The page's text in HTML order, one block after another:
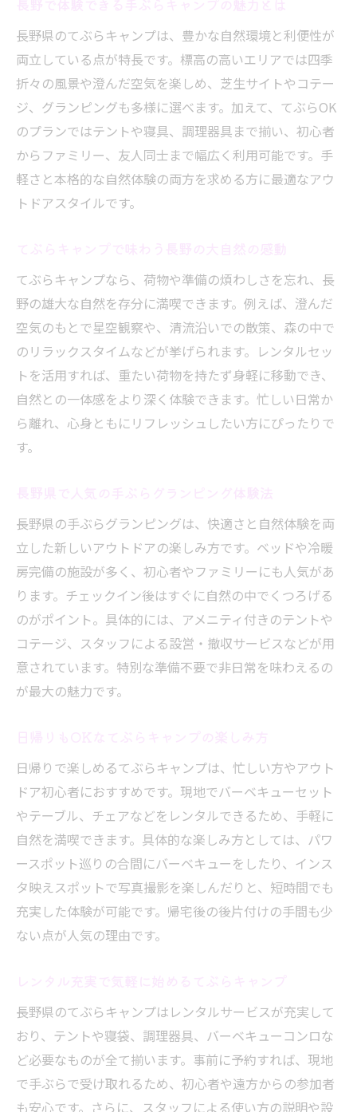
てぶらキャンプで叶えるインスタ映え体験
長野で話題のフォトジェニックなキャンプ
術
SNS映えする長野のてぶらグランピングと
は
おしゃれキャンプ空間を手ぶらで楽しむ方
法
てぶらキャンプで巡る長野の絶景スポット
日帰りも楽しい長野のてぶらバーベキュー
日帰りで気軽に楽しむてぶらバーベキュー
長野で人気の手ぶらバーベキュープラン紹
介
無料スポットを活用したデイキャンプ術
てぶらキャンプとバーベキューの組み合わ
てぶらキャンプなら長野で叶う癒しの休日
手ぶらで過ごす長野のリフレッシュ休日提
案
パワースポット巡りも楽しめるてぶら体験
癒し効果抜群の長野の手ぶらキャンプスタ
イル
自然と触れ合うことで心身をリセットする
し方
忙しい毎日から解放される長野の休日
レンタル充実の長野で気軽にてぶら体験
長野のレンタルサービスで手軽なてぶら体
験
用意不要のてぶらキャンプでラクラクアウ
トドア
初心者も安心のキャンプレンタル活用法
レンタルグッズで広がるてぶらキャンプの
魅力
長野で人気の手ぶらレンタルプランを解説
長野県で心身をリフレッシュするキャンプ旅
長野県のてぶらキャンプは、豊かな自然環境と利便性が
両立している点が特長です。標高の高いエリアでは四季
折々の風景や澄んだ空気を楽しめ、芝生サイトやコテー
ジ、グランピングも多様に選べます。加えて、てぶらOK
のプランではテントや寝具、調理器具まで揃い、初心者
からファミリー、友人同士まで幅広く利用可能です。手
軽さと本格的な自然体験の両方を求める方に最適なアウ
トドアスタイルです。
てぶらキャンプなら、荷物や準備の煩わしさを忘れ、長
野の雄大な自然を存分に満喫できます。例えば、澄んだ
空気のもとで星空観察や、清流沿いでの散策、森の中で
のリラックスタイムなどが挙げられます。レンタルセッ
トを活用すれば、重たい荷物を持たず身軽に移動でき、
自然との一体感をより深く体験できます。忙しい日常か
ら離れ、心身ともにリフレッシュしたい方にぴったりで
す。
長野県の手ぶらグランピングは、快適さと自然体験を両
立した新しいアウトドアの楽しみ方です。ベッドや冷暖
房完備の施設が多く、初心者やファミリーにも人気があ
ります。チェックイン後はすぐに自然の中でくつろげる
のがポイント。具体的には、アメニティ付きのテントや
コテージ、スタッフによる設営・撤収サービスなどが用
意されています。特別な準備不要で非日常を味わえるの
が最大の魅力です。
日帰りで楽しめるてぶらキャンプは、忙しい方やアウト
ドア初心者におすすめです。現地でバーベキューセット
やテーブル、チェアなどをレンタルできるため、手軽に
自然を満喫できます。具体的な楽しみ方としては、パワ
ースポット巡りの合間にバーベキューをしたり、インス
タ映えスポットで写真撮影を楽しんだりと、短時間でも
充実した体験が可能です。帰宅後の後片付けの手間も少
ない点が人気の理由です。
長野県のてぶらキャンプはレンタルサービスが充実して
おり、テントや寝袋、調理器具、バーベキューコンロな
ど必要なものが全て揃います。事前に予約すれば、現地
で手ぶらで受け取れるため、初心者や遠方からの参加者
も安心です。さらに、スタッフによる使い方の説明や設